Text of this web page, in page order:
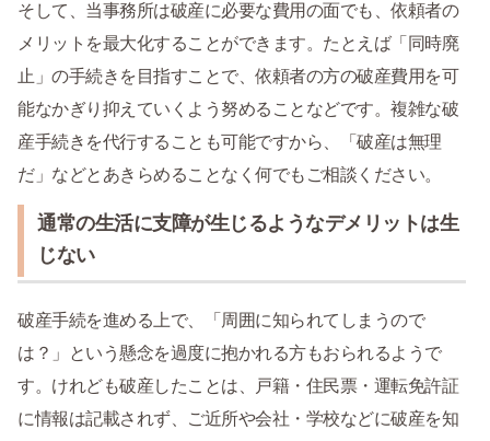
そして、当事務所は破産に必要な費用の面でも、依頼者の
メリットを最大化することができます。たとえば「同時廃
止」の手続きを目指すことで、依頼者の方の破産費用を可
能なかぎり抑えていくよう努めることなどです。複雑な破
産手続きを代行することも可能ですから、「破産は無理
だ」などとあきらめることなく何でもご相談ください。
通常の生活に支障が生じるようなデメリットは生
じない
破産手続を進める上で、「周囲に知られてしまうので
は？」という懸念を過度に抱かれる方もおられるようで
す。けれども破産したことは、戸籍・住民票・運転免許証
に情報は記載されず、ご近所や会社・学校などに破産を知